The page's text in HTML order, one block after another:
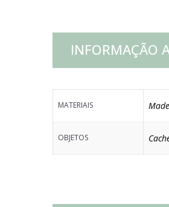
INFORMAÇÃO
MATERIAIS
OBJETOS